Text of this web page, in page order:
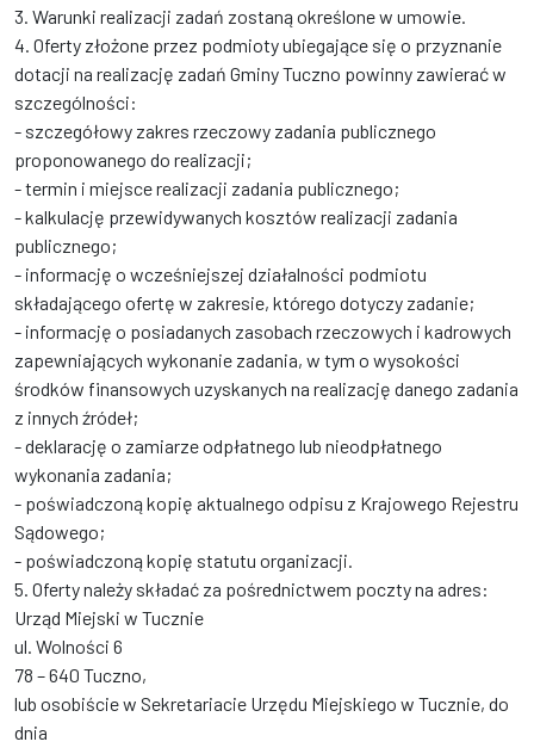
3. Warunki realizacji zadań zostaną określone w umowie.
4. Oferty złożone przez podmioty ubiegające się o przyznanie
dotacji na realizację zadań Gminy Tuczno powinny zawierać w
szczególności:
- szczegółowy zakres rzeczowy zadania publicznego
proponowanego do realizacji;
- termin i miejsce realizacji zadania publicznego;
- kalkulację przewidywanych kosztów realizacji zadania
publicznego;
- informację o wcześniejszej działalności podmiotu
składającego ofertę w zakresie, którego dotyczy zadanie;
- informację o posiadanych zasobach rzeczowych i kadrowych
zapewniających wykonanie zadania, w tym o wysokości
środków finansowych uzyskanych na realizację danego zadania
z innych źródeł;
- deklarację o zamiarze odpłatnego lub nieodpłatnego
wykonania zadania;
- poświadczoną kopię aktualnego odpisu z Krajowego Rejestru
Sądowego;
- poświadczoną kopię statutu organizacji.
5. Oferty należy składać za pośrednictwem poczty na adres:
Urząd Miejski w Tucznie
ul. Wolności 6
78 – 640 Tuczno,
lub osobiście w Sekretariacie Urzędu Miejskiego w Tucznie, do
dnia